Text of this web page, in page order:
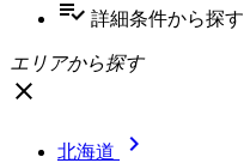
playlist_add_check 詳細条件から探す
エリアから探す
close
北海道 